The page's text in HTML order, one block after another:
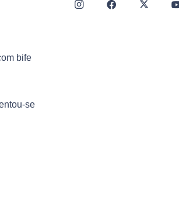
bife
se